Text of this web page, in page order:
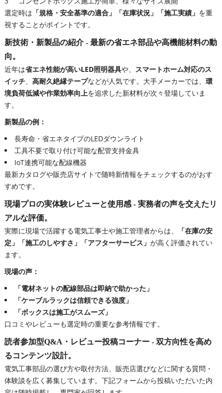
選定時は 「規格・安全基準の適合」「在庫状況」「施工実績」 を重
視することがポイントです。
新技術・新製品の紹介 - 最新の省エネ部品や高機能材料の動
向。
近年は省エネ性能が高いLED照明器具や、 スマートホーム対応のス
イッチ、 高耐久絶縁テープなどが人気です。大手メーカーでは、 環
境負荷低減や作業効率向上を追求した新材料が次々登場していま
す。
新製品の例：
長寿命・省エネタイプのLEDダウンライト
工具不要で取り付け可能な配管支持金具
IoT連携可能な配線機器
最新カタログや販売店サイトで随時新情報をチェックするのがおす
すめです。
現場プロの実体験レビューと使用感 - 実務者の声を交えたリ
アルな評価。
実際に現場で活躍する電気工事士や施工管理者からは、
「在庫の安
定」「施工のしやすさ」「アフターサービス」 が高く評価されてい
ます。
現場の声：
「電材ネットの配線部品は即納で助かった」
「ケーブルラックは信頼できる強度」
「ボックスは施工がスムーズ」
口コミやレビューも選定時の重要な参考情報です。
読者参加型Q&A・レビュー投稿コーナー - 双方向性を高め
るコンテンツ設計。
電気工事部品の選び方や取付方法、販売店選びなどに関する質問・
体験談を広く募集しています。下記フォームから投稿いただいた内